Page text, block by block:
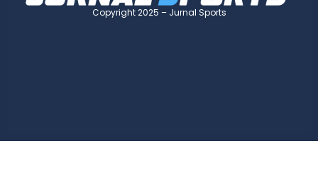
Copyright 2025 – Jurnal Sports